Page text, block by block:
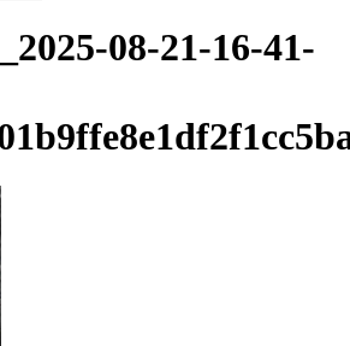
08-21-16-41-